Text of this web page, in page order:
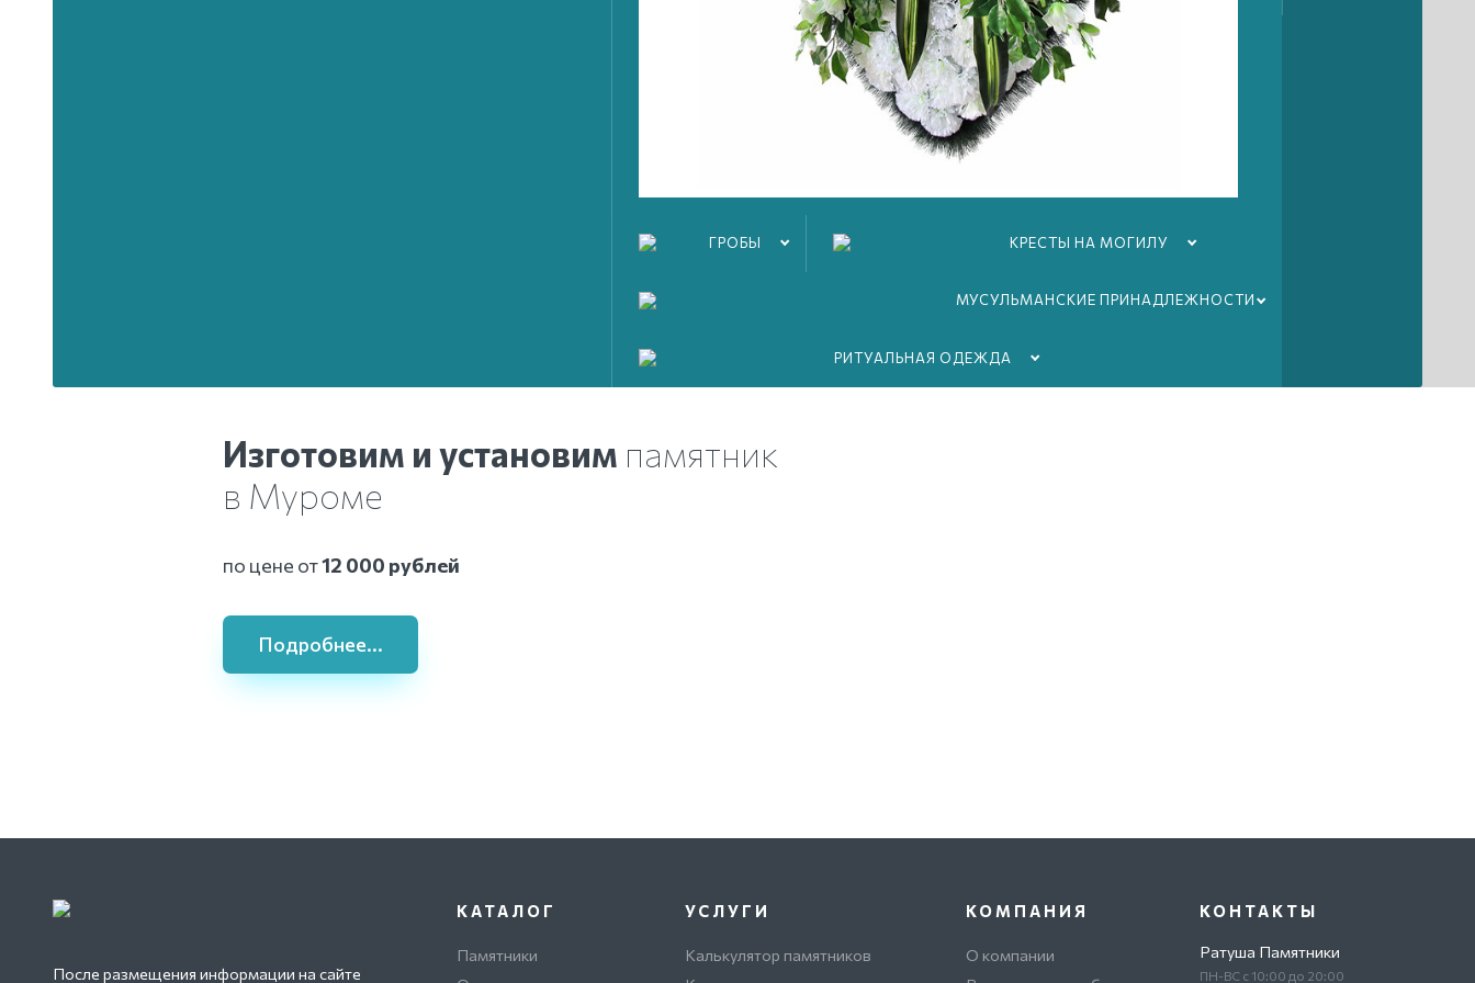
ГРОБЫ КРЕСТЫ НА МОГИЛУ
МУСУЛЬМАНСКИЕ ПРИНАДЛЕЖНОСТИ
РИТУАЛЬНАЯ ОДЕЖДА
Изготовим и установим памятник
в Муроме
по цене от12 000 рублей
Подробнее...
После размещения информации на сайте
КАТАЛОГ
Памятники
УСЛУГИ
Калькулятор памятников
КОМПАНИЯ
О компании
КОНТАКТЫ
Ратуша Памятники
ПН-ВС с 10:00 до 20:00